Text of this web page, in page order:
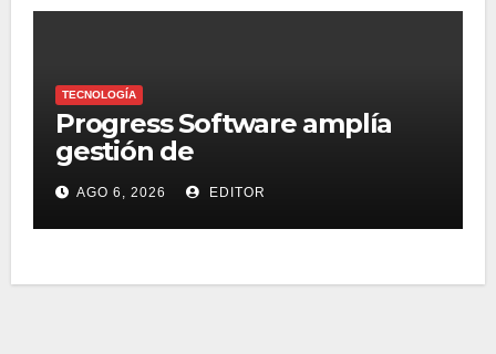
TECNOLOGÍA
Progress Software amplía
gestión de
supercomputadoras de IA
NVIDIA DGX Spark con Chef
AGO 6, 2026 EDITOR